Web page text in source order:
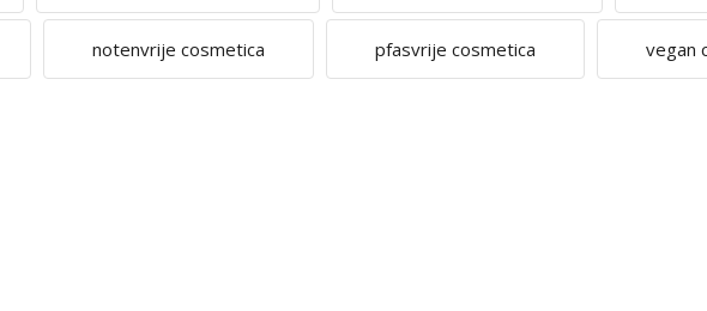
notenvrije cosmetica pfasvrije cosmetica vegan